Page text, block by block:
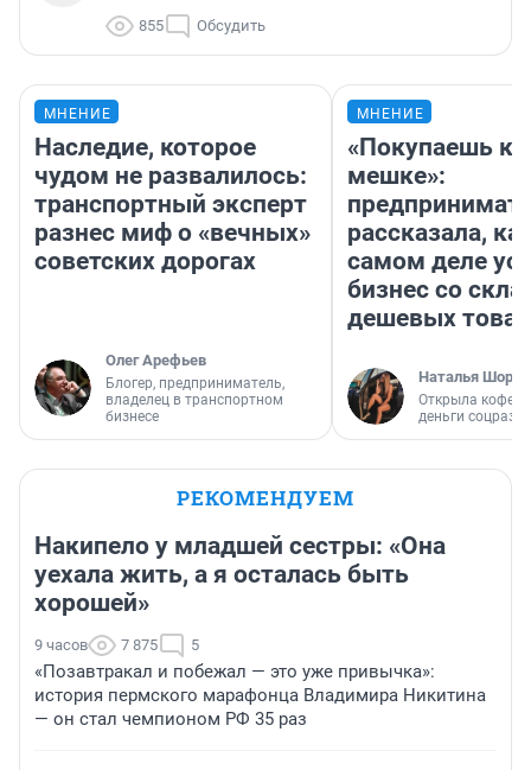
855 Обсудить
МНЕНИЕ
Наследие, которое
чудом не развалилось:
транспортный эксперт
разнес миф о «вечных»
советских дорогах
Олег Арефьев
Блогер, предприниматель,
владелец в транспортном
бизнесе
МНЕНИЕ
«Покупаешь
мешке»:
рассказала,
самом деле
бизнес со
дешевых
Наталья
Открыла
деньги
РЕКОМЕНДУЕМ
Накипело у младшей сестры: «Она
уехала жить, а я осталась быть
хорошей»
9 часов 7 875 5
«Позавтракал и побежал — это уже привычка»:
история пермского марафонца Владимира Никитина
— он стал чемпионом РФ 35 раз